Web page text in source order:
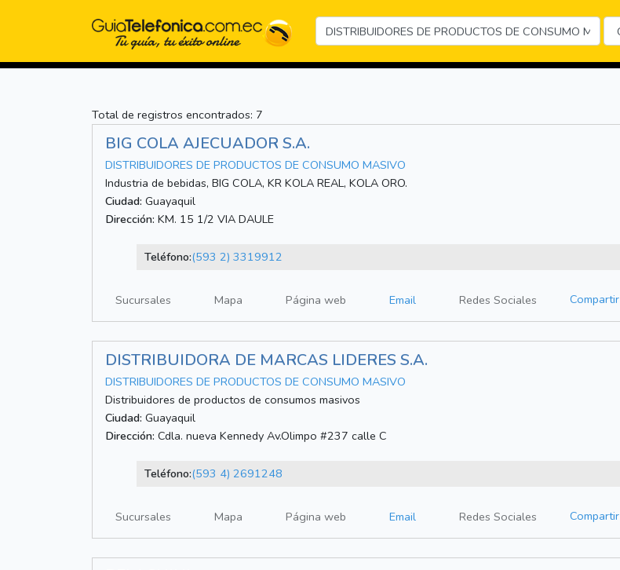
Total de registros encontrados: 7
BIG COLA AJECUADOR S.A.
DISTRIBUIDORES DE PRODUCTOS DE CONSUMO MASIVO
Industria de bebidas, BIG COLA, KR KOLA REAL, KOLA ORO.
Ciudad: Guayaquil
Dirección: KM. 15 1/2 VIA DAULE
Teléfono:(593 2) 3319912
Sucursales Mapa Página web Email Redes Sociales Compartir
DISTRIBUIDORA DE MARCAS LIDERES S.A.
DISTRIBUIDORES DE PRODUCTOS DE CONSUMO MASIVO
Distribuidores de productos de consumos masivos
Ciudad: Guayaquil
Dirección: Cdla. nueva Kennedy Av.Olimpo #237 calle C
Teléfono:(593 4) 2691248
Sucursales Mapa Página web Email Redes Sociales Compartir